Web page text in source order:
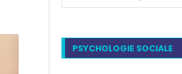
PSYCHOLOGIE SOCIALE